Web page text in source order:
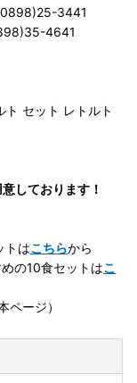
3441
4641
セット レトルト
しております！
トはこちらから
の10食セットはこ
ページ）